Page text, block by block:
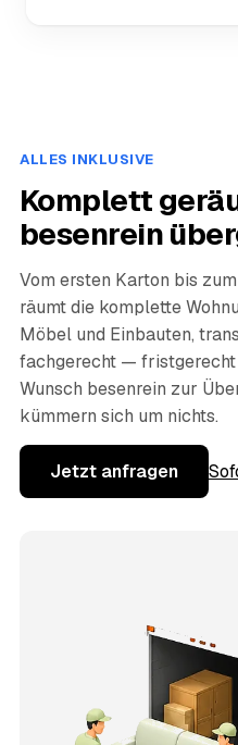
ALLES INKLUSIVE
Komplett
besenrein
Vom ersten Karton bis
räumt die komplette
Möbel und Einbauten,
fachgerecht —
Wunsch besenrein zur
kümmern sich um nichts.
Jetzt anfragen